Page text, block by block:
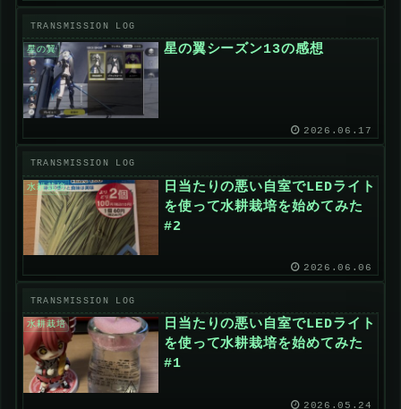
星の翼 星の翼シーズン13の感想
2026.06.17
水耕栽培
日当たりの悪い自室でLEDライト
を使って水耕栽培を始めてみた
#2
2026.06.06
水耕栽培
日当たりの悪い自室でLEDライト
を使って水耕栽培を始めてみた
#1
2026.05.24